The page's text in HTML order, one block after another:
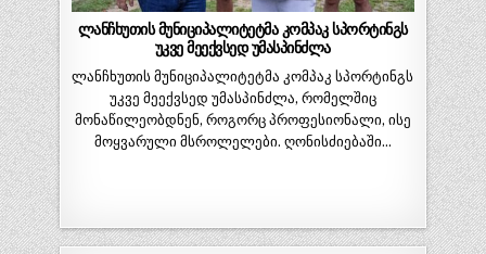
ლანჩხუთის მუნიციპალიტეტმა კომპაკ სპორტინგს
უკვე მეექვსედ უმასპინძლა
ლანჩხუთის მუნიციპალიტეტმა კომპაკ სპორტინგს
უკვე მეექვსედ უმასპინძლა, რომელშიც
მონაწილეობდნენ, როგორც პროფესიონალი, ისე
მოყვარული მსროლელები. ღონისძიებაში…